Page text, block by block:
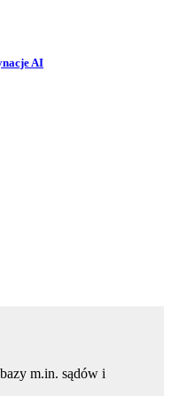
AI
m.in. sądów i